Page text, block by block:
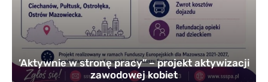
’Aktywnie w stronę pracy” – projekt aktywizacji
zawodowej kobiet